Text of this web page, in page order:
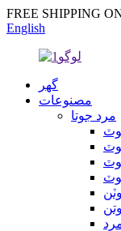
FREE SHIPPING
English
گهر
مصنوعات
مرد جوتا